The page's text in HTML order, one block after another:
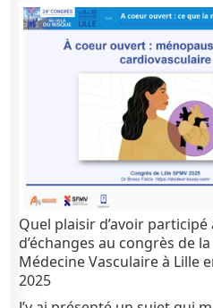
Quel plaisir d’avoir
d’échanges au congrès de
Médecine Vasculaire à Lille
2025